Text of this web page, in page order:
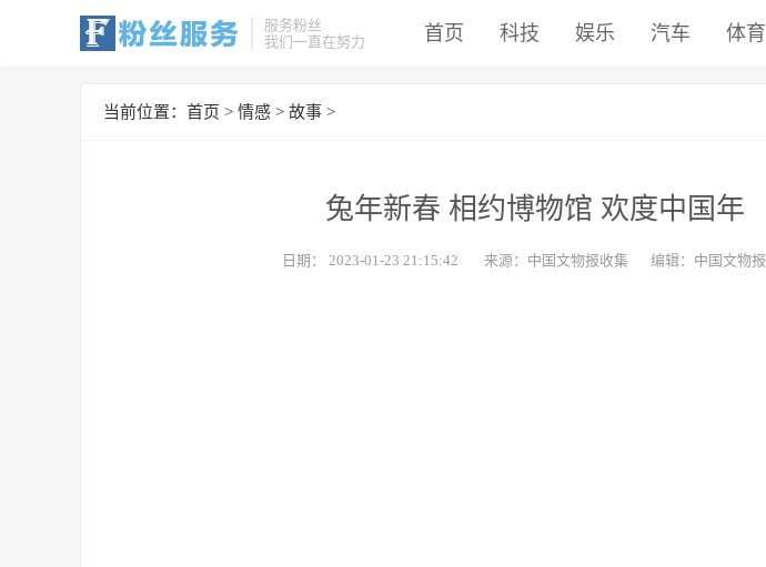
服务粉丝
我们一直在努力
首页 科技 娱乐 汽车 体育
当前位置： 首页 > 情感 > 故事 >
兔年新春 相约博物馆 欢度中国年
日期： 2023-01-23 21:15:42 来源：中国文物报收集 编辑：中国文物报